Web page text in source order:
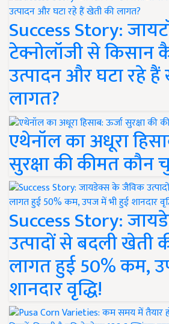
Success Story:
टेक्नोलॉजी से किसान
उत्पादन और घटा रहे
लागत?
एथेनॉल का अधूरा
सुरक्षा की कीमत कौन
Success Story:
उत्पादों से बदली खेती
लागत हुई 50% कम,
शानदार वृद्धि!